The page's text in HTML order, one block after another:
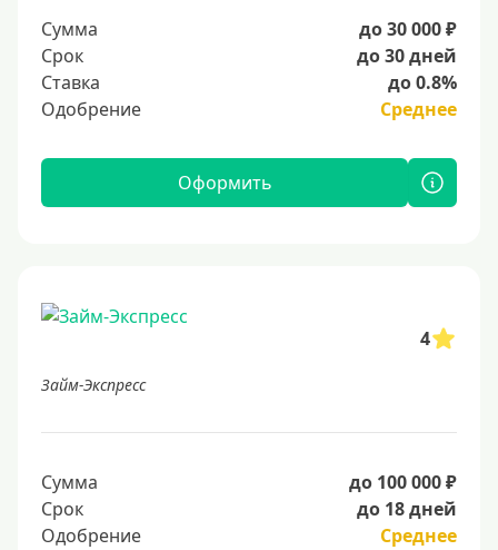
Сумма
до 30 000 ₽
Срок
до 30 дней
Ставка
до 0.8%
Одобрение
Среднее
Оформить
4
Займ-Экспресс
Сумма
до 100 000 ₽
Срок
до 18 дней
Одобрение
Среднее